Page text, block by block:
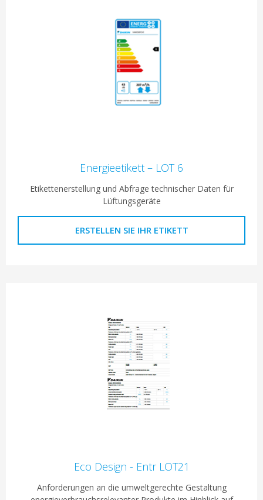
Energieetikett – LOT 6
Etikettenerstellung und Abfrage technischer Daten für
Lüftungsgeräte
ERSTELLEN SIE IHR ETIKETT
Eco Design - Entr LOT21
Anforderungen an die umweltgerechte Gestaltung